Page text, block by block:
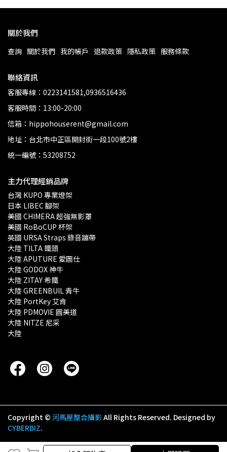
關於我們
查詢 關於我們 我的帳戶 退款政策 隱私政策 服務條款
聯絡資訊
客服專線：0223141581,0936516436
客服時間：13:00-20:00
信箱：hippohouserent@gmail.com
地址：台北市中正區開封街一段100號2樓
統一編號：53208752
主力代理經銷品牌
台灣 KUPO 專業燈架
日本 LIBEC 腳架
美國 CHIMERA 超強無影罩
美國 RoBoCUP 杯架
英國 URSA Straps 錄音蹦帶
大陸 TILTA 鐵頭
大陸 APUTURE 愛圖仕
大陸 GODOX 神牛
大陸 ZITAY 希鐵
大陸 GREENBUIL 青牛
大陸 PortKey 艾肯
大陸 PDMOVIE 圓美道
大陸 NITZE 尼采
大陸
Copyright © 河馬屋整合攝影All Rights Reserved. Designed by
CYBERBIZ.